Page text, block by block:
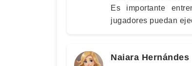
Es importante
jugadores puedan
Naiara Hernándes